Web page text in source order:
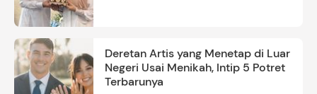
Deretan Artis yang Menetap di Luar
Negeri Usai Menikah, Intip 5 Potret
Terbarunya